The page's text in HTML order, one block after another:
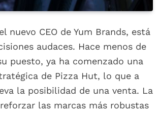
nuevo CEO de Yum Brands, está
audaces. Hace menos de
puesto, ya ha comenzado una
de Pizza Hut, lo que a
la posibilidad de una venta. La
las marcas más robustas